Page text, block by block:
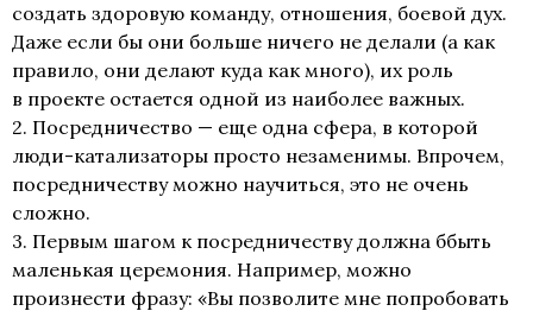
создать здоровую команду, отношения, боевой дух.
Даже если бы они больше ничего не делали (а как
правило, они делают куда как много), их роль
в проекте остается одной из наиболее важных.
2. Посредничество — еще одна сфера, в которой
люди-катализаторы просто незаменимы. Впрочем,
посредничеству можно научиться, это не очень
сложно.
3. Первым шагом к посредничеству должна ббыть
маленькая церемония. Например, можно
произнести фразу: «Вы позволите мне попробовать